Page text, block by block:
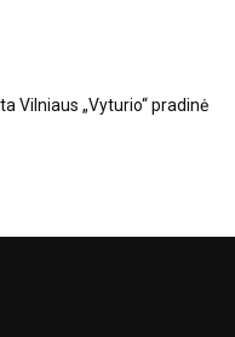
Vilniaus „Vyturio“ pradinė